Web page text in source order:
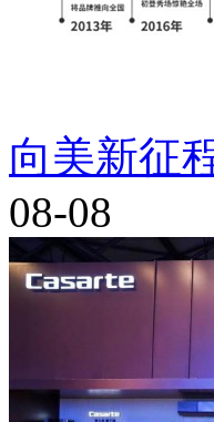
向美新征
08-08